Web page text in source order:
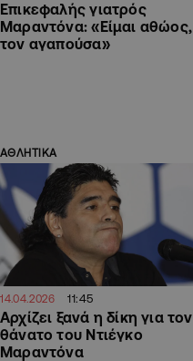
Επικεφαλής γιατρός
Μαραντόνα: «Είμαι αθώος,
τον αγαπούσα»
ΑΘΛΗΤΙΚΑ
14.04.2026 11:45
Αρχίζει ξανά η δίκη για τον
θάνατο του Ντιέγκο
Μαραντόνα